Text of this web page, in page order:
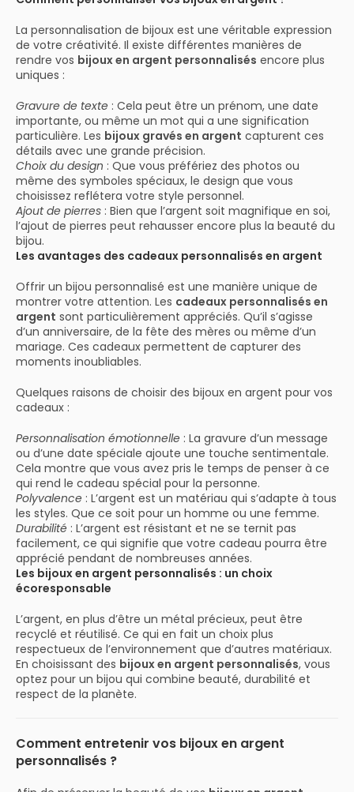
La personnalisation de bijoux est une véritable expression
de votre créativité. Il existe différentes manières de
rendre vos bijoux en argent personnalisés encore plus
uniques :
Gravure de texte : Cela peut être un prénom, une date
importante, ou même un mot qui a une signification
particulière. Les bijoux gravés en argent capturent ces
détails avec une grande précision.
Choix du design : Que vous préfériez des photos ou
même des symboles spéciaux, le design que vous
choisissez reflétera votre style personnel.
Ajout de pierres : Bien que l’argent soit magnifique en soi,
l’ajout de pierres peut rehausser encore plus la beauté du
bijou.
Les avantages des cadeaux personnalisés en argent
Offrir un bijou personnalisé est une manière unique de
montrer votre attention. Les cadeaux personnalisés en
argent sont particulièrement appréciés. Qu’il s’agisse
d’un anniversaire, de la fête des mères ou même d’un
mariage. Ces cadeaux permettent de capturer des
moments inoubliables.
Quelques raisons de choisir des bijoux en argent pour vos
cadeaux :
Personnalisation émotionnelle : La gravure d’un message
ou d’une date spéciale ajoute une touche sentimentale.
Cela montre que vous avez pris le temps de penser à ce
qui rend le cadeau spécial pour la personne.
Polyvalence : L’argent est un matériau qui s’adapte à tous
les styles. Que ce soit pour un homme ou une femme.
Durabilité : L’argent est résistant et ne se ternit pas
facilement, ce qui signifie que votre cadeau pourra être
apprécié pendant de nombreuses années.
Les bijoux en argent personnalisés : un choix
écoresponsable
L’argent, en plus d’être un métal précieux, peut être
recyclé et réutilisé. Ce qui en fait un choix plus
respectueux de l’environnement que d’autres matériaux.
En choisissant des bijoux en argent personnalisés, vous
optez pour un bijou qui combine beauté, durabilité et
respect de la planète.
Comment entretenir vos bijoux en argent
personnalisés ?